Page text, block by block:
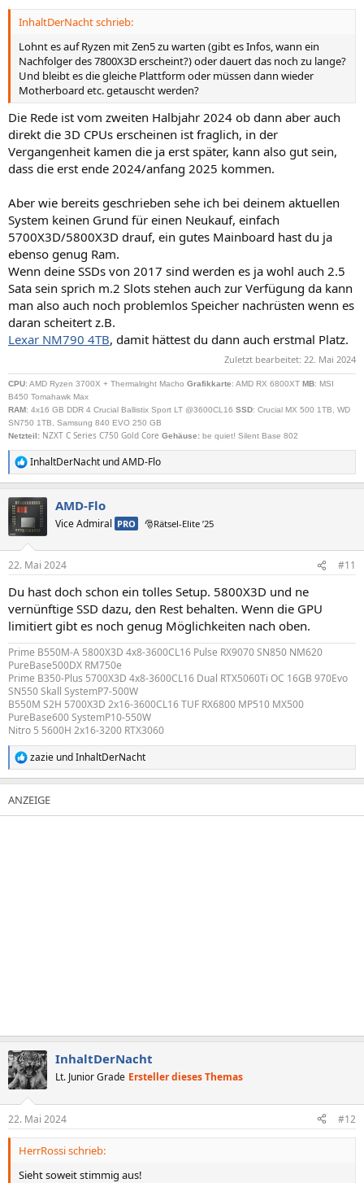
InhaltDerNacht schrieb:
Lohnt es auf Ryzen mit Zen5 zu warten (gibt es Infos, wann ein
Nachfolger des 7800X3D erscheint?) oder dauert das noch zu lange?
Und bleibt es die gleiche Plattform oder müssen dann wieder
Motherboard etc. getauscht werden?
Die Rede ist vom zweiten Halbjahr 2024 ob dann aber auch
direkt die 3D CPUs erscheinen ist fraglich, in der
Vergangenheit kamen die ja erst später, kann also gut sein,
dass die erst ende 2024/anfang 2025 kommen.
Aber wie bereits geschrieben sehe ich bei deinem aktuellen
System keinen Grund für einen Neukauf, einfach
5700X3D/5800X3D drauf, ein gutes Mainboard hast du ja
ebenso genug Ram.
Wenn deine SSDs von 2017 sind werden es ja wohl auch 2.5
Sata sein sprich m.2 Slots stehen auch zur Verfügung da kann
man also auch noch problemlos Speicher nachrüsten wenn es
daran scheitert z.B.
Lexar NM790 4TB, damit hättest du dann auch erstmal Platz.
Zuletzt bearbeitet: 22. Mai 2024
CPU: AMD Ryzen 3700X + Thermalright Macho Grafikkarte: AMD RX 6800XT MB: MSI
B450 Tomahawk Max
RAM: 4x16 GB DDR 4 Crucial Ballistix Sport LT @3600CL16 SSD: Crucial MX 500 1TB, WD
SN750 1TB, Samsung 840 EVO 250 GB
Netzteil: NZXT C Series C750 Gold Core Gehäuse: be quiet! Silent Base 802
R
e
k
t
i
e
:
InhaltDerNacht undAMD-Flo
AMD-Flo
Vice Admiral PRO 🎅Rätsel-Elite ’25
22. Mai 2024 #11
Du hast doch schon ein tolles Setup. 5800X3D und ne
vernünftige SSD dazu, den Rest behalten. Wenn die GPU
limitiert gibt es noch genug Möglichkeiten nach oben.
Prime B550M-A 5800X3D 4x8-3600CL16 Pulse RX9070 SN850 NM620
PureBase500DX RM750e
Prime B350-Plus 5700X3D 4x8-3600CL16 Dual RTX5060Ti OC 16GB 970Evo
SN550 Skall SystemP7-500W
B550M S2H 5700X3D 2x16-3600CL16 TUF RX6800 MP510 MX500
PureBase600 SystemP10-550W
Nitro 5 5600H 2x16-3200 RTX3060
R
e
a
k
t
zazie undInhaltDerNacht
InhaltDerNacht
Lt. Junior Grade Ersteller dieses Themas
22. Mai 2024 #12
HerrRossi schrieb:
Sieht soweit stimmig aus!